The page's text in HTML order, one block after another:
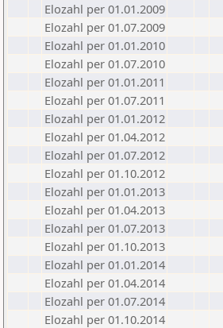
Elozahl per 01.01.2009
Elozahl per 01.07.2009
Elozahl per 01.01.2010
Elozahl per 01.07.2010
Elozahl per 01.01.2011
Elozahl per 01.07.2011
Elozahl per 01.01.2012
Elozahl per 01.04.2012
Elozahl per 01.07.2012
Elozahl per 01.10.2012
Elozahl per 01.01.2013
Elozahl per 01.04.2013
Elozahl per 01.07.2013
Elozahl per 01.10.2013
Elozahl per 01.01.2014
Elozahl per 01.04.2014
Elozahl per 01.07.2014
Elozahl per 01.10.2014